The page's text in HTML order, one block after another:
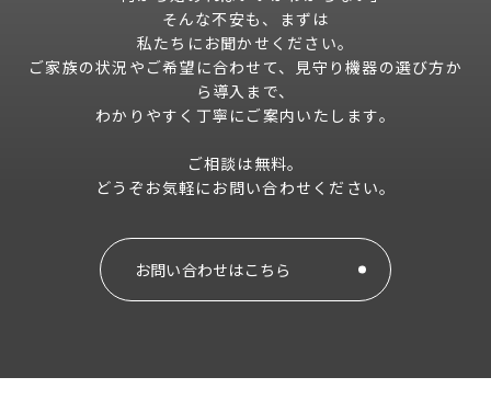
そんな不安も、まずは
私たちにお聞かせください。
ご家族の状況やご希望に合わせて、見守り機器の選び方か
ら導入まで、
わかりやすく丁寧にご案内いたします。
ご相談は無料。
どうぞお気軽にお問い合わせください。
お問い合わせはこちら